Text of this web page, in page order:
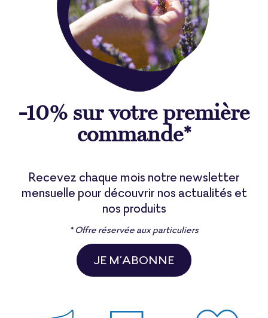
-10% sur votre première
commande*
Recevez chaque mois notre newsletter
mensuelle pour découvrir nos actualités et
nos produits
* Offre réservée aux particuliers
JE M’ABONNE